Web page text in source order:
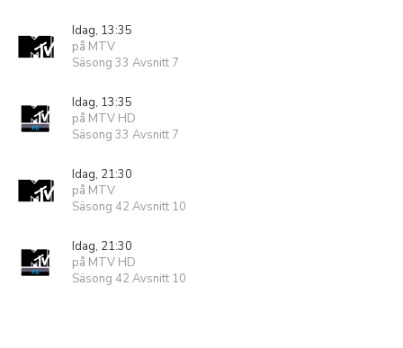
Idag, 13:35
på MTV
Säsong 33 Avsnitt 7
Idag, 13:35
på MTV HD
Säsong 33 Avsnitt 7
Idag, 21:30
på MTV
Säsong 42 Avsnitt 10
Idag, 21:30
på MTV HD
Säsong 42 Avsnitt 10